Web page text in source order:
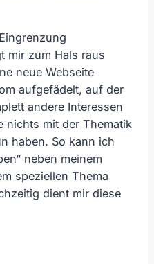
mir zum Hals raus
neue Webseite
aufgefädelt, auf der
andere Interessen
nichts mit der Thematik
haben. So kann ich
neben meinem
speziellen Thema
dient mir diese